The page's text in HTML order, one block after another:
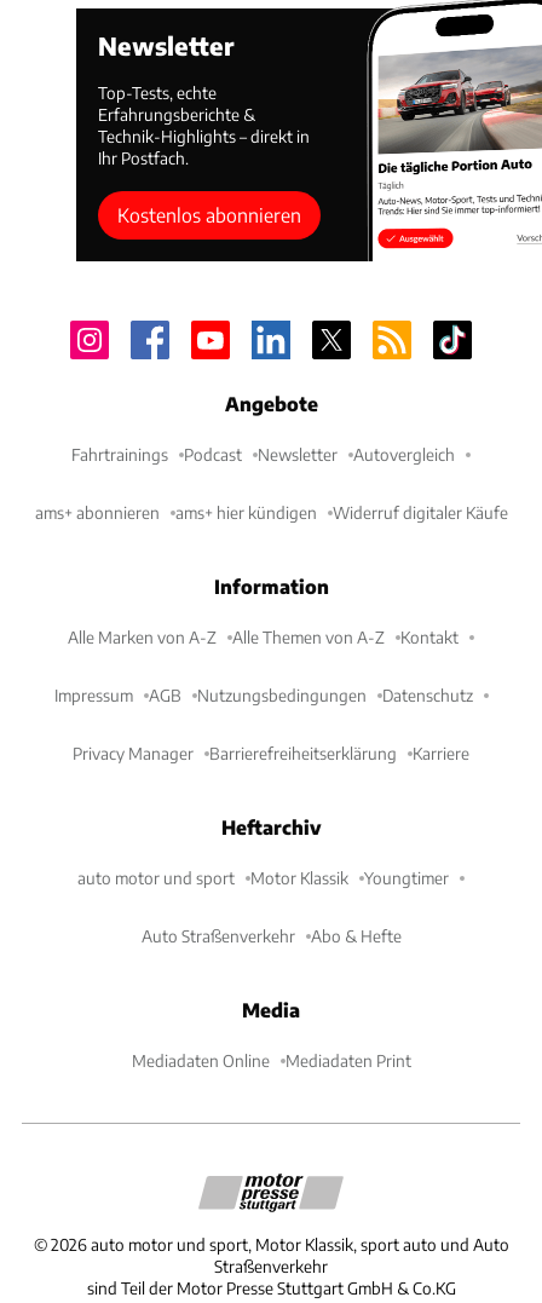
Newsletter
Top-Tests, echte
Erfahrungsberichte &
Technik-Highlights – direkt in
Ihr Postfach.
Kostenlos abonnieren
Angebote
Fahrtrainings Podcast Newsletter Autovergleich
ams+ abonnieren ams+ hier kündigen Widerruf digitaler Käufe
Information
Alle Marken von A-Z Alle Themen von A-Z Kontakt
Impressum AGB Nutzungsbedingungen Datenschutz
Privacy Manager Barrierefreiheitserklärung Karriere
Heftarchiv
auto motor und sport Motor Klassik Youngtimer
Auto Straßenverkehr Abo & Hefte
Media
Mediadaten Online Mediadaten Print
©2026 auto motor und sport, Motor Klassik, sport auto und Auto
Straßenverkehr
sind Teil der Motor Presse Stuttgart GmbH & Co.KG